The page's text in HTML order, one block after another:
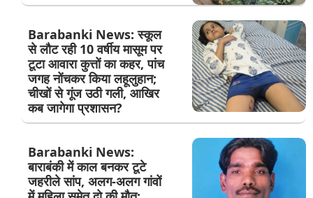
Barabanki News: स्कूल
से लौट रही 10 वर्षीय मासूम पर
टूटा आवारा कुत्तों का कहर, पांच
जगह नोंचकर किया लहूलुहान;
चीखों से गूंज उठी गली, आखिर
कब जागेगा प्रशासन?
Barabanki News:
बाराबंकी में काल बनकर टूटे
जहरीले सांप, अलग-अलग गांवों